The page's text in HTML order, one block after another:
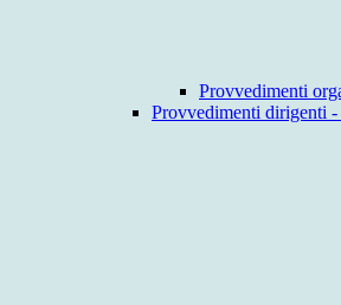
Provvedimenti
Provvedimenti dirigenti